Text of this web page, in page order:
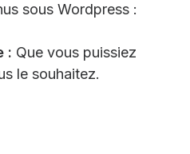
sous Wordpress :
: Que vous puissiez
le souhaitez.